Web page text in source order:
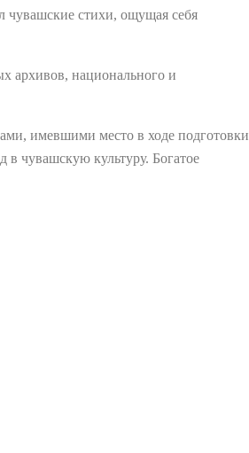
чувашские стихи, ощущая себя
архивов, национального и
имевшими место в ходе подготовки
чувашскую культуру. Богатое